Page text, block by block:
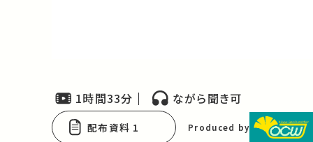
1時間33分 ながら聞き可
配布資料 1 Produced by